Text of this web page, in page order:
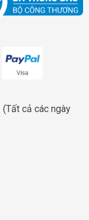
(Tất cả các ngày